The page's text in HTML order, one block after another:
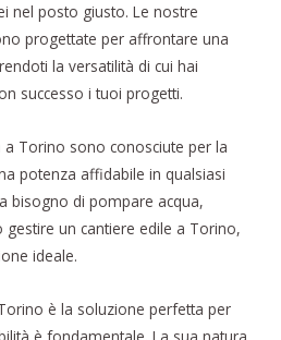
nel posto giusto. Le nostre
progettate per affrontare una
la versatilità di cui hai
successo i tuoi progetti.
Torino sono conosciute per la
potenza affidabile in qualsiasi
bisogno di pompare acqua,
gestire un cantiere edile a Torino,
ideale.
è la soluzione perfetta per